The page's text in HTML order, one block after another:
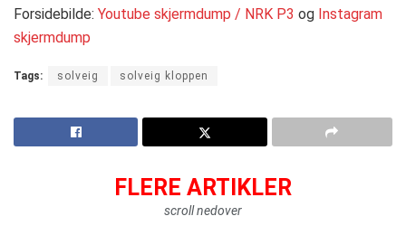
Forsidebilde: Youtube skjermdump / NRK P3 og Instagram
skjermdump
Tags: solveig solveig kloppen
FLERE ARTIKLER
scroll nedover